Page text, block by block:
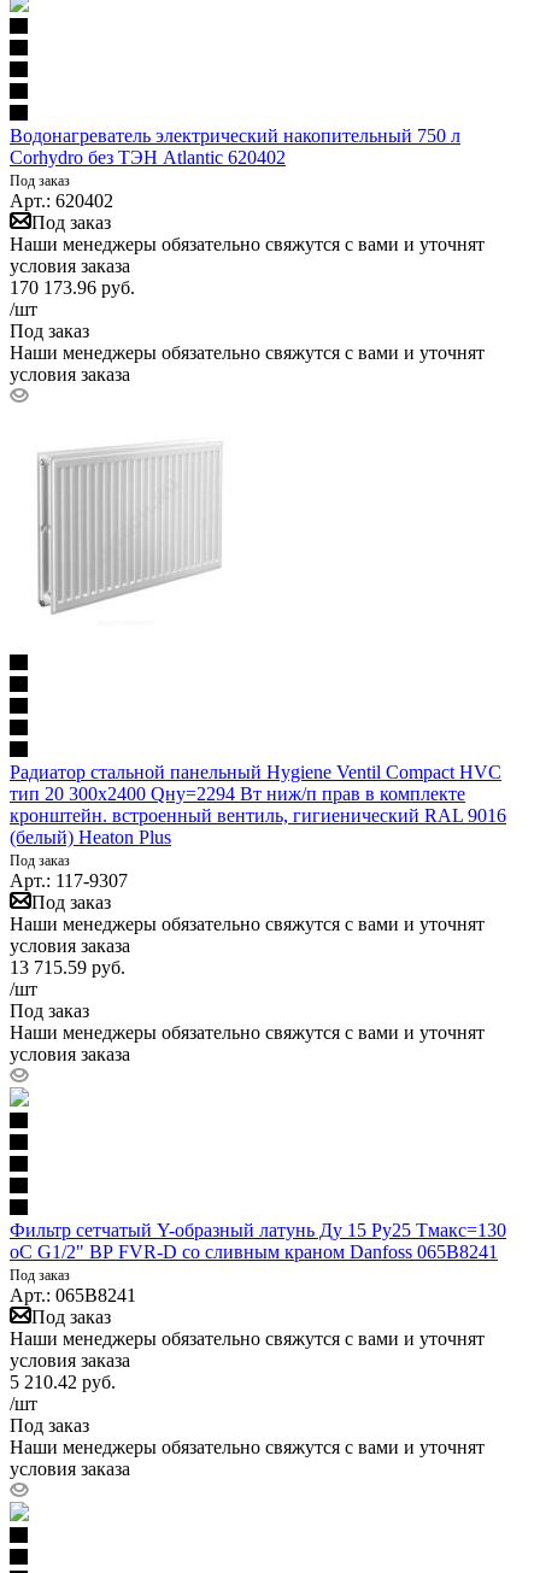
Водонагреватель электрический накопительный 750 л
Corhydro без ТЭН Atlantic 620402
Под заказ
Арт.: 620402
Под заказ
Наши менеджеры обязательно свяжутся с вами и уточнят
условия заказа
170 173.96 руб.
/шт
Под заказ
Наши менеджеры обязательно свяжутся с вами и уточнят
условия заказа
Радиатор стальной панельный Hygiene Ventil Compact HVC
тип 20 300х2400 Qну=2294 Вт ниж/п прав в комплекте
кронштейн. встроенный вентиль, гигиенический RAL 9016
(белый) Heaton Plus
Под заказ
Арт.: 117-9307
Под заказ
Наши менеджеры обязательно свяжутся с вами и уточнят
условия заказа
13 715.59 руб.
/шт
Под заказ
Наши менеджеры обязательно свяжутся с вами и уточнят
условия заказа
Фильтр сетчатый Y-образный латунь Ду 15 Ру25 Тмакс=130
oC G1/2" ВР FVR-D со сливным краном Danfoss 065B8241
Под заказ
Арт.: 065B8241
Под заказ
Наши менеджеры обязательно свяжутся с вами и уточнят
условия заказа
5 210.42 руб.
/шт
Под заказ
Наши менеджеры обязательно свяжутся с вами и уточнят
условия заказа